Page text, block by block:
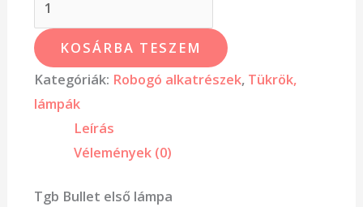
KOSÁRBA TESZEM
Kategóriák: Robogó alkatrészek, Tükrök,
lámpák
Leírás
Vélemények (0)
Tgb Bullet első lámpa